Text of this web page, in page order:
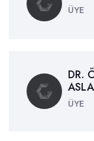
ÜYE
DR.
ÜYE